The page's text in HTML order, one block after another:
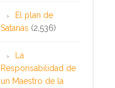
El plan de
Satanás (2,536)
La
Responsabilidad de
un Maestro de la